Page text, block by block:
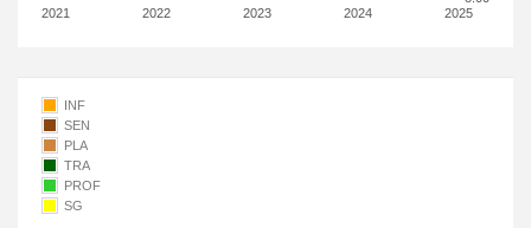
2021 2022 2023 2024 2025
INF
SEN
PLA
TRA
PROF
SG